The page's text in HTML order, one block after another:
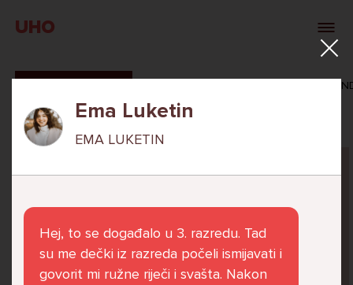
UHO
VERONIKA
Ema Luketin
EMA LUKETIN
Hej, to se događalo u 3. razredu. Tad
su me dečki iz razreda počeli ismijavati i
govorit mi ružne riječi i svašta. Nakon